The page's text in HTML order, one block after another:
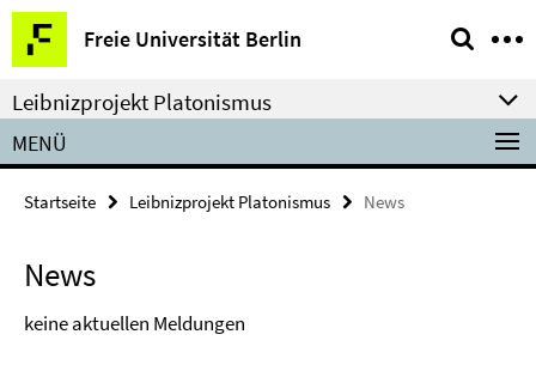
Springe
direkt
zu
Inhalt
Freie Universität Berlin
Service-
Navigation
Leibnizprojekt Platonismus
MENÜ
Startseite Leibnizprojekt Platonismus News
News
keine aktuellen Meldungen